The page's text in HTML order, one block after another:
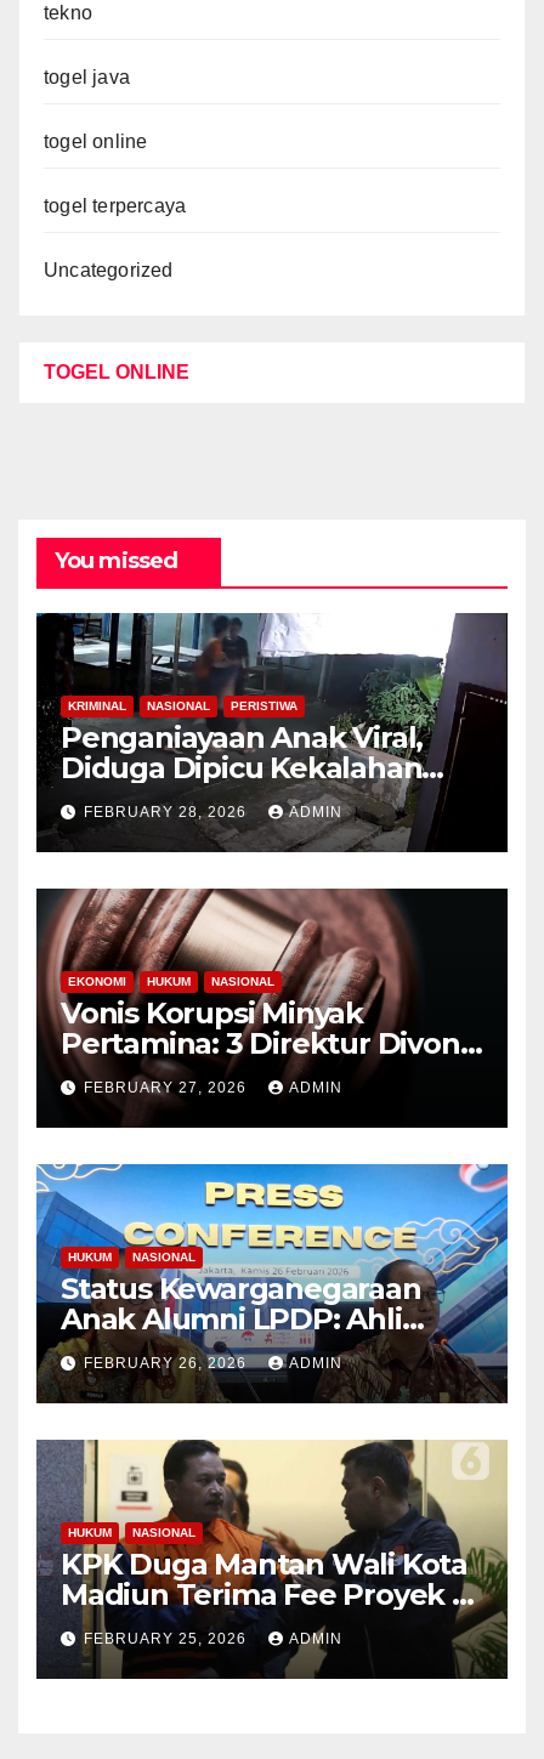
tekno
togel java
togel online
togel terpercaya
Uncategorized
TOGEL ONLINE
You missed
KRIMINAL NASIONAL PERISTIWA
Penganiayaan Anak Viral,
Diduga Dipicu Kekalahan
Lomba Lari
FEBRUARY 28, 2026 ADMIN
EKONOMI HUKUM NASIONAL
Vonis Korupsi Minyak
Pertamina: 3 Direktur Divonis
9-10 Tahun Penjara
FEBRUARY 27, 2026 ADMIN
HUKUM NASIONAL
Status Kewarganegaraan
Anak Alumni LPDP: Ahli
Hukum Buka Suara
FEBRUARY 26, 2026 ADMIN
HUKUM NASIONAL
KPK Duga Mantan Wali Kota
Madiun Terima Fee Proyek 4-
10 Persen
FEBRUARY 25, 2026 ADMIN